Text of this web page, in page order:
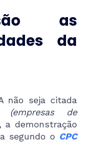
as
da
não seja citada
(empresas de
a demonstração
segundo o CPC